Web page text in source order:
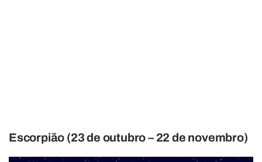
Escorpião (23 de outubro – 22 de novembro)